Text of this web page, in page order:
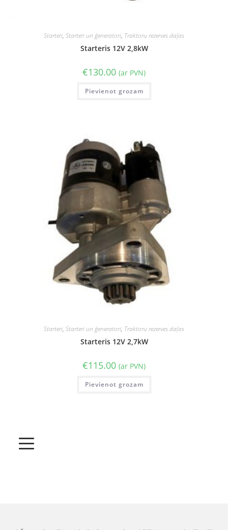
Starteri, Starteri un ģeneratori, Traktoru rezerves daļas
Starteris 12V 2,8kW
€130.00 (ar PVN)
Pievienot grozam
Starteri, Starteri un ģeneratori, Traktoru rezerves daļas
Starteris 12V 2,7kW
€115.00 (ar PVN)
Pievienot grozam